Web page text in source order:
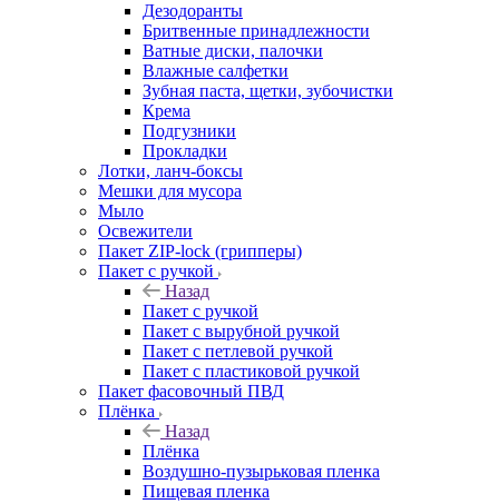
Дезодоранты
Бритвенные принадлежности
Ватные диски, палочки
Влажные салфетки
Зубная паста, щетки, зубочистки
Крема
Подгузники
Прокладки
Лотки, ланч-боксы
Мешки для мусора
Мыло
Освежители
Пакет ZIP-lock (грипперы)
Пакет с ручкой
Назад
Пакет с ручкой
Пакет с вырубной ручкой
Пакет с петлевой ручкой
Пакет с пластиковой ручкой
Пакет фасовочный ПВД
Плёнка
Назад
Плёнка
Воздушно-пузырьковая пленка
Пищевая пленка